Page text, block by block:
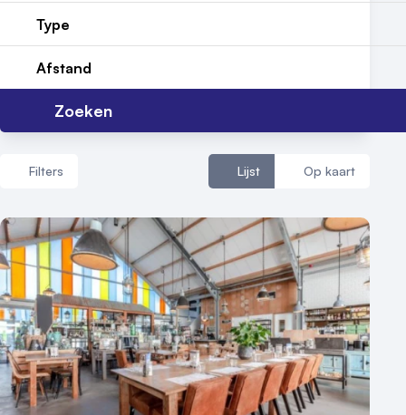
Reviews (5⭐️)
Contact
Type
Afstand
Zoeken
Filters Lijst Op kaart
Aantal zalen
1 - 5 zalen
6 - 10 zalen
10 of meer zalen
Aantal personen
1 - 50 personen